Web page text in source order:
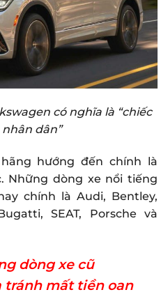
có nghĩa là “chiếc
nhân dân”
hướng đến chính là
Những dòng xe nổi tiếng
chính là Audi, Bentley,
SEAT, Porsche và
dòng xe cũ
tránh mất tiền oan